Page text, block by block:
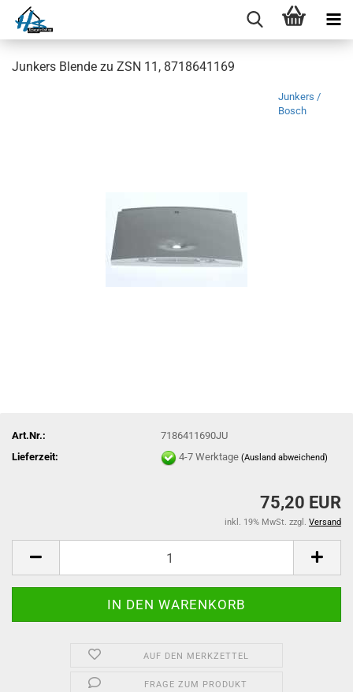
Junkers Blende zu ZSN 11, 8718641169
Junkers /
Bosch
Art.Nr.:
7186411690JU
Lieferzeit:
4-7 Werktage(Ausland abweichend)
75,20 EUR
inkl. 19% MwSt. zzgl. Versand
AUF DEN MERKZETTEL
FRAGE ZUM PRODUKT